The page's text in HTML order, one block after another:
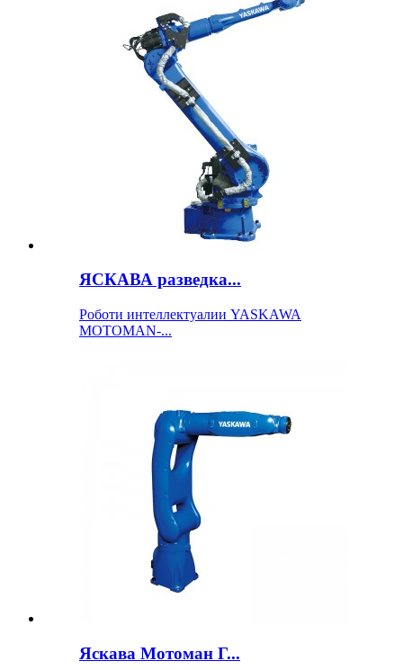
ЯСКАВА разведка...
Роботи интеллектуалии YASKAWA
MOTOMAN-...
Яскава Мотоман Г...